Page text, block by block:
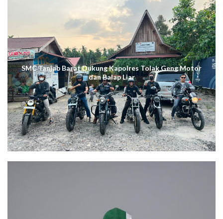
SMC Tanjab Barat Dukung Kapolres Tolak Geng Motor
dan Balap Liar